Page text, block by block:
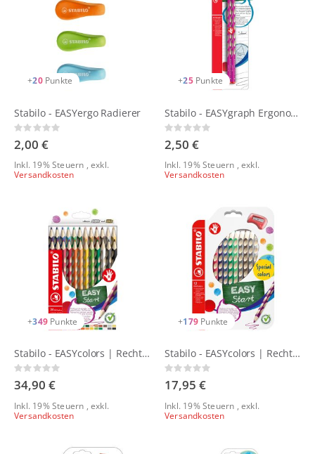
+20 Punkte
Stabilo - EASYergo Radierer
Rating:
0%
2,00 €
Inkl. 19% Steuern ,exkl.
Versandkosten
+25 Punkte
Stabilo - EASYgraph Ergonomischer Dreikant-Bleistift pink |2er Set
Rating:
0%
2,50 €
Inkl. 19% Steuern ,exkl.
Versandkosten
+349 Punkte
Stabilo - EASYcolors | RechtshänderInnen - 24er Etui
Rating:
0%
34,90 €
Inkl. 19% Steuern ,exkl.
Versandkosten
+179 Punkte
Stabilo - EASYcolors | RechtshänderInnen - 12er Etui - special colors
Rating:
0%
17,95 €
Inkl. 19% Steuern ,exkl.
Versandkosten